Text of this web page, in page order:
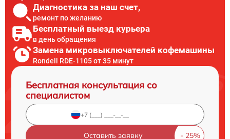
Диагностика за наш счет,
ремонт по желанию
Бесплатный выезд курьера
в день обращения
Замена микровыключателей кофемашины
Rondell RDE-1105 от 35 минут
Бесплатная консультация со
специалистом
Оставить заявку